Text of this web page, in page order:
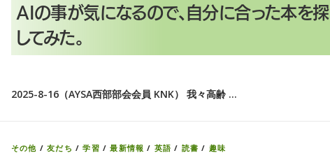
AIの事が気になるので、自分に合った本を探
してみた。
2025-8-16（AYSA西部部会会員 KNK） 我々高齢 …
その他 /友だち /学習 /最新情報 / 英語 / 読書 / 趣味